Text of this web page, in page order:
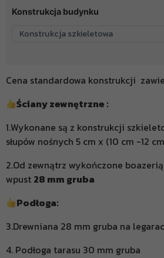
Konstrukcja budynku
Cena standardowa konstrukcji
Ściany zewnętrzne :
1.Wykonane są z konstrukcji
słupów nośnych 5 cm x (10 cm -12
2.Od zewnątrz wykończone
wpust 28 mm gruba
Podłoga:
3.Drewniana 28 mm gruba na
4. Podłoga tarasu 30 mm gruba